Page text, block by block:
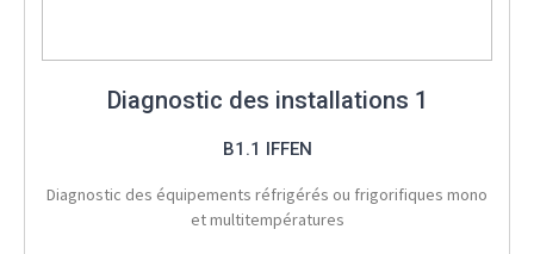
Diagnostic des installations 1
B1.1 IFFEN
Diagnostic des équipements réfrigérés ou frigorifiques mono
et multitempératures